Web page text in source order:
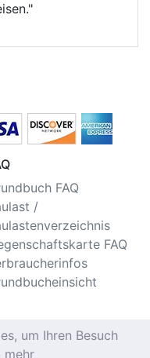
FAQ
/
FAQ
um Ihren Besuch
mehr